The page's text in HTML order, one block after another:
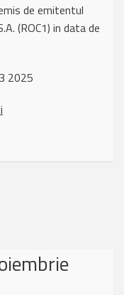
de emitentul
(ROC1) in data de
2025